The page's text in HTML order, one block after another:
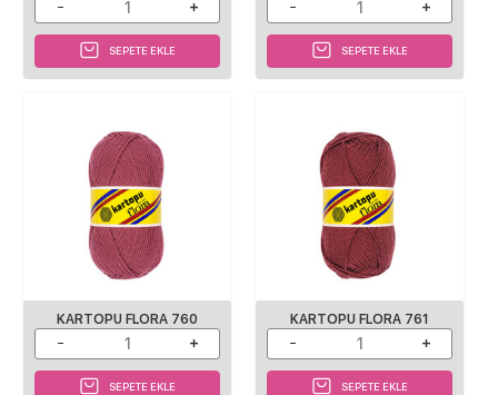
SEPETE EKLE SEPETE EKLE
KARTOPU FLORA 760
SEPETE EKLE
KARTOPU FLORA 761
SEPETE EKLE